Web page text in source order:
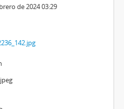
de 2024 03:29